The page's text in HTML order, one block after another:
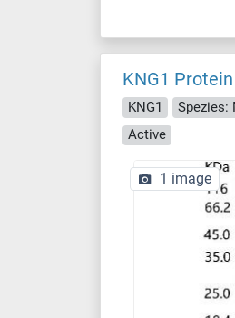
KNG1
KNG1 Spezies:
Active
1 image